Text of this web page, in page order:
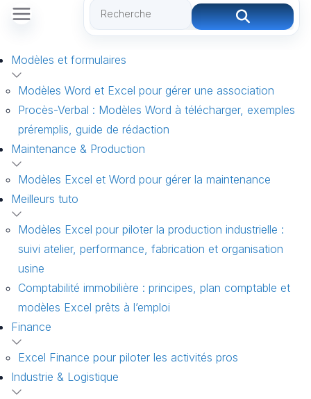
Modèles et formulaires
Modèles Word et Excel pour gérer une association
Procès-Verbal : Modèles Word à télécharger, exemples
préremplis, guide de rédaction
Maintenance & Production
Modèles Excel et Word pour gérer la maintenance
Meilleurs tuto
Modèles Excel pour piloter la production industrielle :
suivi atelier, performance, fabrication et organisation
usine
Comptabilité immobilière : principes, plan comptable et
modèles Excel prêts à l’emploi
Finance
Excel Finance pour piloter les activités pros
Industrie & Logistique